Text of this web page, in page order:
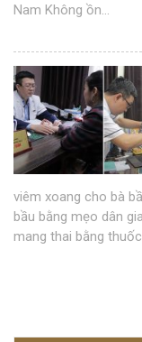
Nam Không ồn...
viêm xoang cho bà
bầu bằng mẹo dân
mang thai bằng